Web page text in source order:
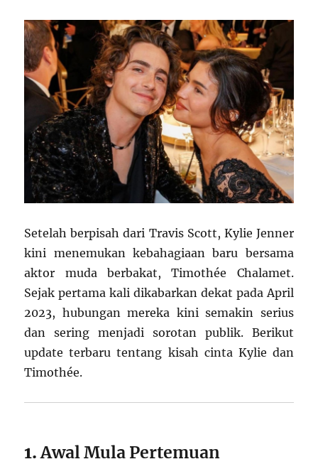
Setelah berpisah dari Travis Scott, Kylie Jenner
kini menemukan kebahagiaan baru bersama
aktor muda berbakat, Timothée Chalamet.
Sejak pertama kali dikabarkan dekat pada April
2023, hubungan mereka kini semakin serius
dan sering menjadi sorotan publik. Berikut
update terbaru tentang kisah cinta Kylie dan
Timothée.
1.Awal Mula Pertemuan